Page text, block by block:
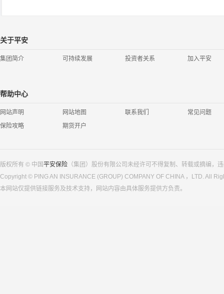
关于平安
集团简介 可持续发展 投资者关系 加入平安
帮助中心
网站声明 网站地图 联系我们
常见问题
保险攻略
期货开户
版权所有 © 中国平安保险 （集团）股份有限公司未经许可不得复制、转载或摘编，
Copyright © PING AN INSURANCE (GROUP) COMPANY OF CHINA ，LTD. All
本网站仅提供链接服务及技术支持，网站内容由具体服务提供方负责。